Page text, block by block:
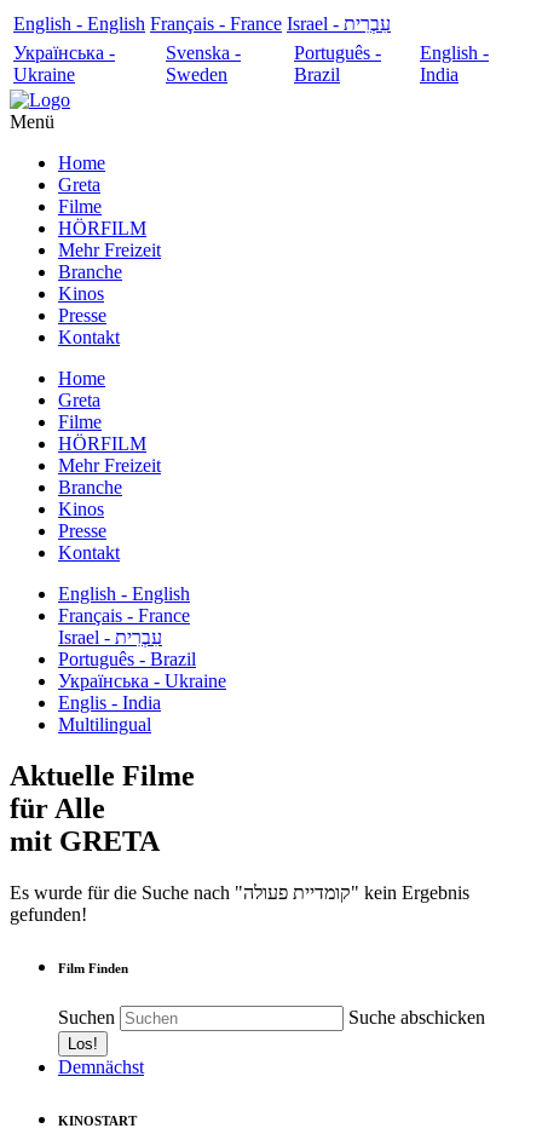
English - English Français - France
עִבְרִית - Israel
Українська -
Ukraine
Svenska -
Sweden
Português -
Brazil
English -
India
Menü
Home
Greta
Filme
HÖRFILM
Mehr Freizeit
Branche
Kinos
Presse
Kontakt
Home
Greta
Filme
HÖRFILM
Mehr Freizeit
Branche
Kinos
Presse
Kontakt
English - English
Français - France
עִבְרִית - Israel
Português - Brazil
Українська - Ukraine
Englis - India
Multilingual
Aktuelle Filme
für Alle
mit GRETA
Es wurde für die Suche nach "קומדיית פעולה" kein Ergebnis
gefunden!
Film Finden
Suchen Suche abschicken
Demnächst
KINOSTART